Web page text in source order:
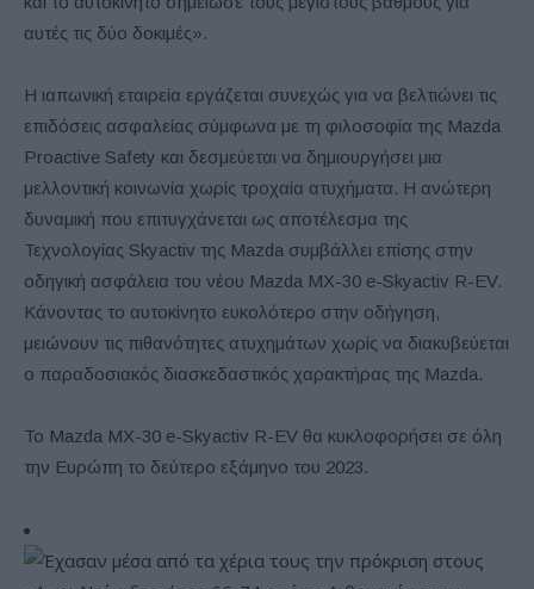
αυτές τις δύο δοκιμές».
Η ιαπωνική εταιρεία εργάζεται συνεχώς για να βελτιώνει τις
επιδόσεις ασφαλείας σύμφωνα με τη φιλοσοφία της Mazda
Proactive Safety και δεσμεύεται να δημιουργήσει μια
μελλοντική κοινωνία χωρίς τροχαία ατυχήματα. Η ανώτερη
δυναμική που επιτυγχάνεται ως αποτέλεσμα της
Τεχνολογίας Skyactiv της Mazda συμβάλλει επίσης στην
οδηγική ασφάλεια του νέου Mazda MX-30 e-Skyactiv R-EV.
Κάνοντας το αυτοκίνητο ευκολότερο στην οδήγηση,
μειώνουν τις πιθανότητες ατυχημάτων χωρίς να διακυβεύεται
ο παραδοσιακός διασκεδαστικός χαρακτήρας της Mazda.
Το Mazda MX-30 e-Skyactiv R-EV θα κυκλοφορήσει σε όλη
την Ευρώπη το δεύτερο εξάμηνο του 2023.